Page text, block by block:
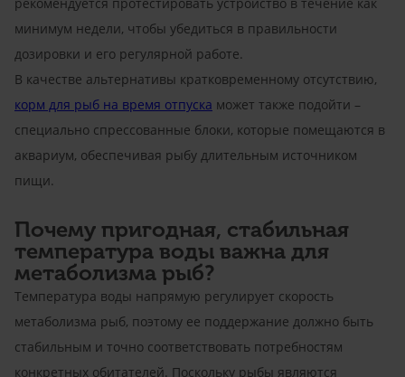
минимум недели, чтобы убедиться в правильности
дозировки и его регулярной работе.
В качестве альтернативы кратковременному отсутствию,
корм для рыб на время отпуска может также подойти –
специально спрессованные блоки, которые помещаются в
аквариум, обеспечивая рыбу длительным источником
пищи.
Почему пригодная, стабильная
температура воды важна для
метаболизма рыб?
Температура воды напрямую регулирует скорость
метаболизма рыб, поэтому ее поддержание должно быть
стабильным и точно соответствовать потребностям
конкретных обитателей. Поскольку рыбы являются